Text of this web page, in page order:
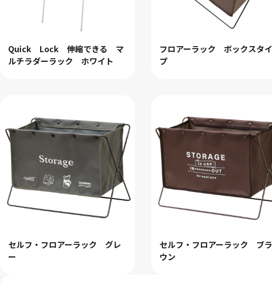
Quick Lock 伸縮できる マ
ルチラダーラック ホワイト
フロアーラック ボックスタイ
プ
セルフ・フロアーラック グレ
ー
セルフ・フロアーラック ブラ
ウン